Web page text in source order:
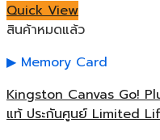
Quick View
สินค้าหมดแล้ว
Memory Card
Kingston Canvas Go!
แท้ ประกันศูนย์ Limited